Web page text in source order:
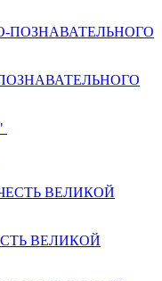
ВЕЛИКОЙ